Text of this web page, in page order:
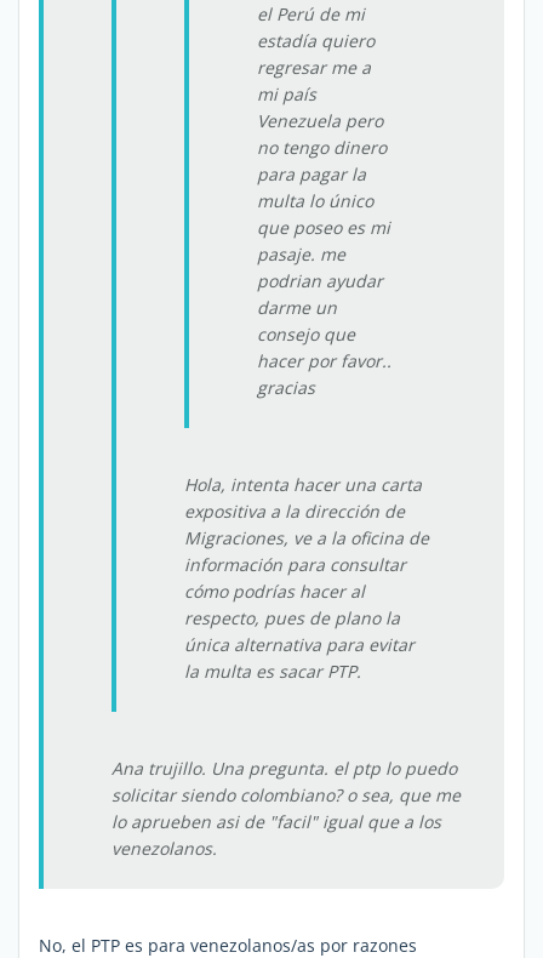
el Perú de mi
estadía quiero
regresar me a
mi país
Venezuela pero
no tengo dinero
para pagar la
multa lo único
que poseo es mi
pasaje. me
podrian ayudar
darme un
consejo que
hacer por favor..
gracias
Hola, intenta hacer una carta
expositiva a la dirección de
Migraciones, ve a la oficina de
información para consultar
cómo podrías hacer al
respecto, pues de plano la
única alternativa para evitar
la multa es sacar PTP.
Ana trujillo. Una pregunta. el ptp lo puedo
solicitar siendo colombiano? o sea, que me
lo aprueben asi de "facil" igual que a los
venezolanos.
No, el PTP es para venezolanos/as por razones